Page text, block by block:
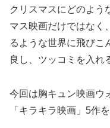
クリスマスにどのよう
マス映画だけではなく
るような世界に飛びこ
良し、ツッコミを入れ
今回は胸キュン映画ウ
「キラキラ映画」5作